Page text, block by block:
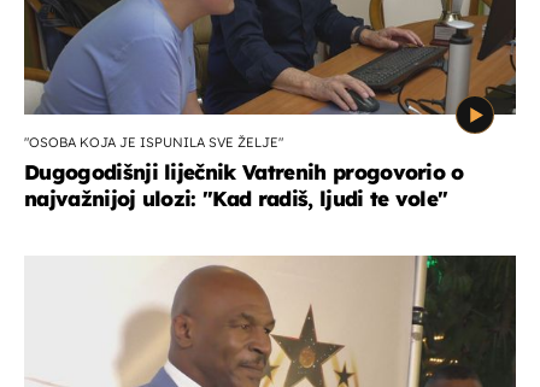
"OSOBA KOJA JE ISPUNILA SVE ŽELJE"
Dugogodišnji liječnik Vatrenih progovorio o
najvažnijoj ulozi: "Kad radiš, ljudi te vole"